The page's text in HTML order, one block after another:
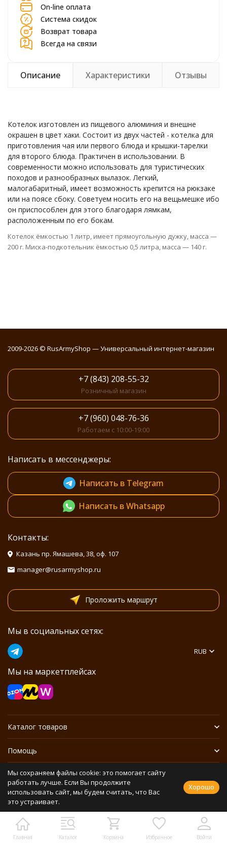
On-line оплата
Система скидок
Возврат товара
Всегда на связи
Описание Характеристики Отзывы
Котелок изготовлен из пищевого алюминия и внешне
окрашен в цвет хаки. Состоит из двух частей - котелка для
приготовления чая или первого блюда и крышки-тарелки
для второго блюда. Практичен в использовании. В
современности можно использовать для туристических
походов и разнообразных вылазок. Легкий,
малогабаритный, имеет возможность крепится на рюкзаке
или на поясе сбоку. Советуем носить его на вещьмешке ибо
он приспособлен для этого благодаря лямкам,
расположенным по его бокам.
Котелок ёмкостью 1 литр, имеет прямоугольную дужку, масса —
200 г. Миска-подкотельник ёмкостью 0,5 литра, масса — 140 г.
Главная Каталог Корзина Избранное Войти
2009-2026 © RusArmyShop — Универсальный интернет-магазин
+7 (843) 208-55-32
Розничный магазин
+7 (960) 048-76-36
Работаем с 10:00-19:00
Написать в мессенджеры:
Написать в Telegram
Написать в Whatsapp
Контакты:
Казань пр. Ямашева, 38, оф. 107
manager@rusarmyshop.ru
Проложить маршрут
Мы в социальных сетях:
Мы на маркетплейсах
RUB
Каталог товаров
Помощь
Информация
Политика персональных данных
Разработано в
bodysite.ru Webasyst —
Мы сохраняем файлы cookie: это помогает сайту
работать лучше. Если Вы продолжите
использовать сайт, мы будем считать, что Вас
это устраивает.
Хорошо